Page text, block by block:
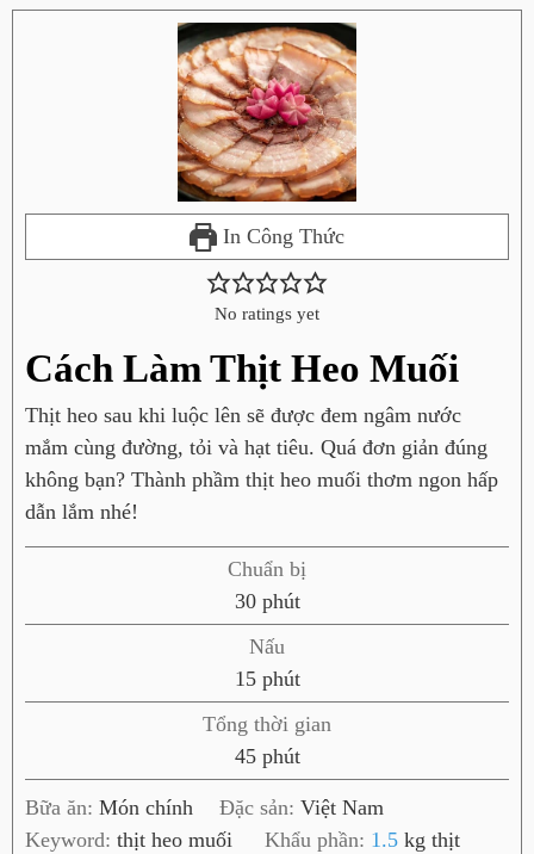
In Công Thức
No ratings yet
Cách Làm Thịt Heo Muối
Thịt heo sau khi luộc lên sẽ được đem ngâm nước
mắm cùng đường, tỏi và hạt tiêu. Quá đơn giản đúng
không bạn? Thành phầm thịt heo muối thơm ngon hấp
dẫn lắm nhé!
Chuẩn bị
30p
h
t
phút
Nấu
15p
h
t
phút
Tổng thời gian
45p
h
ú
phút
Bữa ăn: Món chính Đặc sản:Việt Nam
Keyword: thịt heo muối Khẩu phần: 1.5 kg thịt